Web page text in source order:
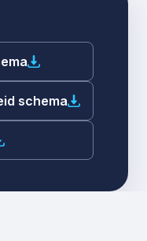
schema